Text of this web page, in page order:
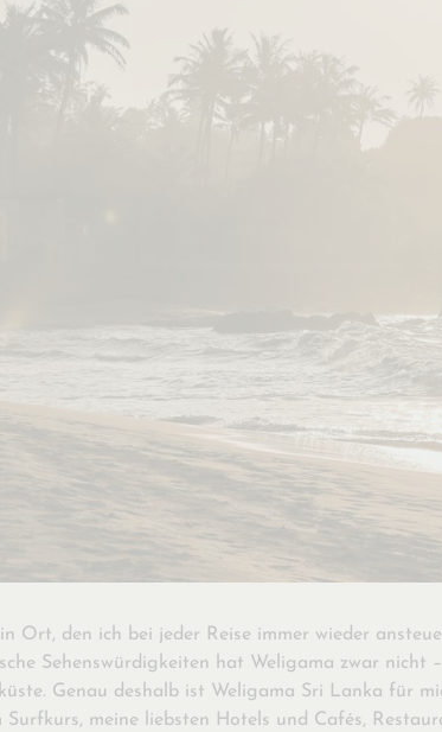
Ort, den ich bei jeder Reise immer wieder
Sehenswürdigkeiten hat Weligama zwar nicht
Genau deshalb ist Weligama Sri Lanka für
meine liebsten Hotels und Cafés,